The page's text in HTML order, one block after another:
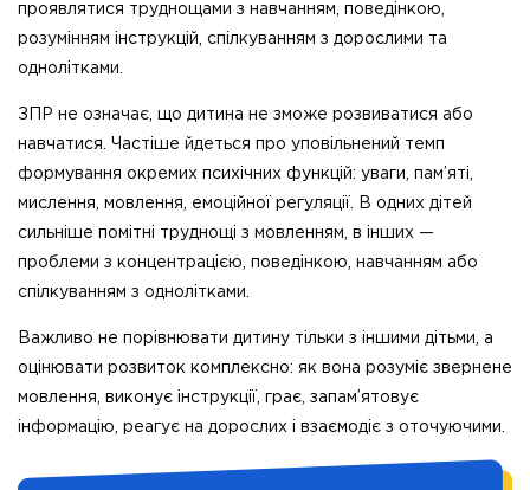
проявлятися труднощами з навчанням, поведінкою,
розумінням інструкцій, спілкуванням з дорослими та
однолітками.
ЗПР не означає, що дитина не зможе розвиватися або
навчатися. Частіше йдеться про уповільнений темп
формування окремих психічних функцій: уваги, пам’яті,
мислення, мовлення, емоційної регуляції. В одних дітей
сильніше помітні труднощі з мовленням, в інших —
проблеми з концентрацією, поведінкою, навчанням або
спілкуванням з однолітками.
Важливо не порівнювати дитину тільки з іншими дітьми, а
оцінювати розвиток комплексно: як вона розуміє звернене
мовлення, виконує інструкції, грає, запам’ятовує
інформацію, реагує на дорослих і взаємодіє з оточуючими.